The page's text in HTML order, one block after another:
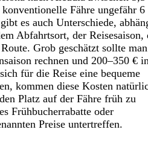
Fähre ungefähr 6
es auch Unterschiede,
Abfahrtsort, der Reisesaison,
Grob geschätzt sollte
rechnen und 200–350 €
für die Reise eine bequeme
kommen diese Kosten
Platz auf der Fähre früh zu
Frühbucherrabatte oder
Preise untertreffen.